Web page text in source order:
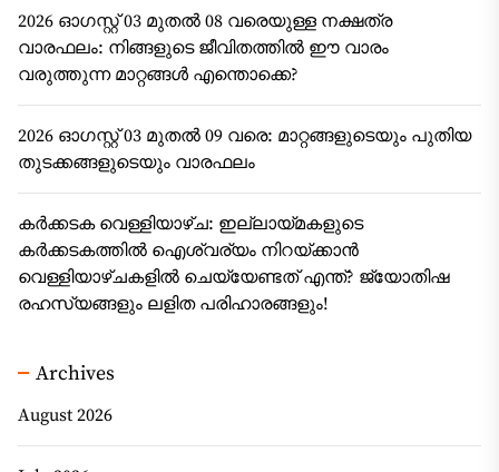
2026 ഓഗസ്റ്റ് 03 മുതൽ 08 വരെയുള്ള നക്ഷത്ര
വാരഫലം: നിങ്ങളുടെ ജീവിതത്തിൽ ഈ വാരം
വരുത്തുന്ന മാറ്റങ്ങൾ എന്തൊക്കെ?
2026 ഓഗസ്റ്റ് 03 മുതൽ 09 വരെ: മാറ്റങ്ങളുടെയും പുതിയ
തുടക്കങ്ങളുടെയും വാരഫലം
കർക്കടക വെള്ളിയാഴ്ച: ഇല്ലായ്മകളുടെ
കർക്കടകത്തിൽ ഐശ്വര്യം നിറയ്ക്കാൻ
വെള്ളിയാഴ്ചകളിൽ ചെയ്യേണ്ടത് എന്ത്? ജ്യോതിഷ
രഹസ്യങ്ങളും ലളിത പരിഹാരങ്ങളും!
Archives
August 2026